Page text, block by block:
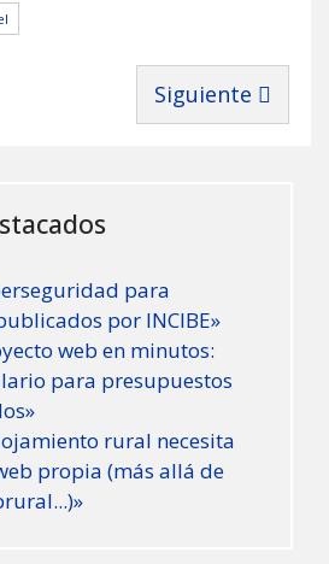
Azaelia ya opera en
Artículo
Siguiente
para
por INCIBE»
web en minutos:
para presupuestos
rural necesita
propia (más allá de